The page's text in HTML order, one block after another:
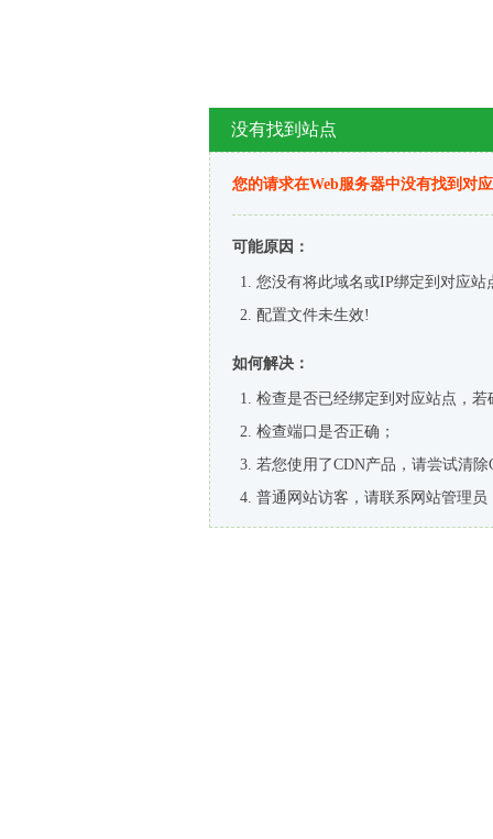
没有找到站点
您的请求在Web服务器中没有找到对
可能原因：
您没有将此域名或IP绑定到对应站
配置文件未生效!
如何解决：
检查是否已经绑定到对应站点，
检查端口是否正确；
若您使用了CDN产品，请尝试清除
普通网站访客，请联系网站管理员